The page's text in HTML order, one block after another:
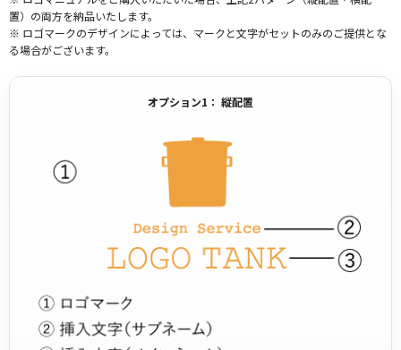
置）の両方を納品いたします。
※ ロゴマークのデザインによっては、マークと文字がセットのみのご提供とな
る場合がございます。
オプション1： 縦配置